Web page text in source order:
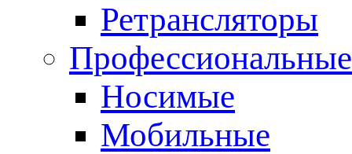
Ретрансляторы
Носимые
Мобильные